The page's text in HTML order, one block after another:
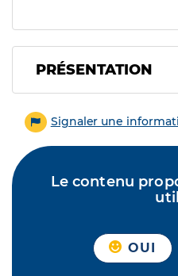
PRÉSENTATION
Signaler une
Le contenu
OUI